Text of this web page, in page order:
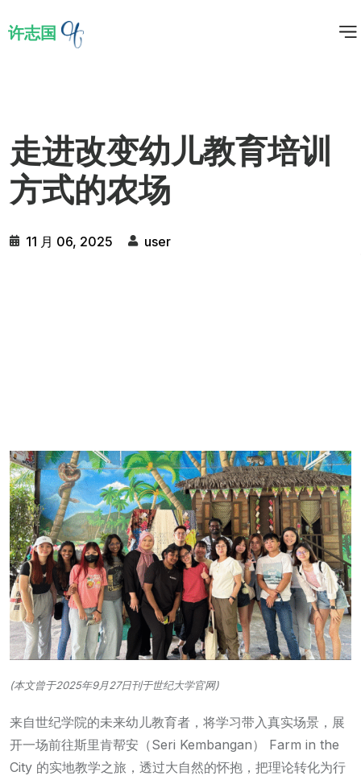
许志国
走进改变幼儿教育培训
方式的农场
11 月 06, 2025 user
(本文曾于2025年9月27日刊于世纪大学官网)
来自世纪学院的未来幼儿教育者，将学习带入真实场景，展
开一场前往斯里肯帮安（Seri Kembangan） Farm in the
City 的实地教学之旅，透过大自然的怀抱，把理论转化为行